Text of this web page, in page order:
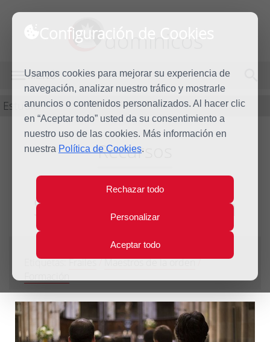
Configuración de Cookies
Usamos cookies para mejorar su experiencia de
navegación, analizar nuestro tráfico y mostrarle
anuncios o contenidos personalizados. Al hacer clic
en “Aceptar todo” usted da su consentimiento a
nuestro uso de las cookies. Más información en
nuestra Política de Cookies.
Rechazar todo
Personalizar
Aceptar todo
dominicos
MENÚ
Estudio
Recursos
Sobre la formación
30 de marzo de 2017
Etiquetas:Frailes/Maestros de la orden/